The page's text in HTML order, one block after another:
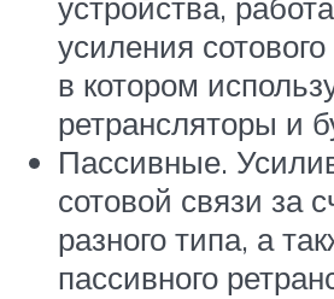
усиления сотового
в котором
ретрансляторы и
Пассивные.
сотовой связи за
разного типа, а
пассивного